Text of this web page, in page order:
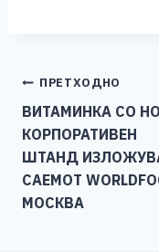
b
o
o
k
n
g
er
Навигација
на
напис
ПРЕТХОДНО
ВИТАМИНКА СО
КОРПОРАТИВЕН
ШТАНД
САЕМОТ
МОСКВА